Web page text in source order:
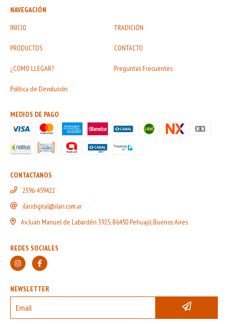
NAVEGACIÓN
INICIO
TRADICIÓN
PRODUCTOS CONTACTO
¿COMO LLEGAR? Preguntas Frecuentes
Política de Devolución
MEDIOS DE PAGO
CONTACTANOS
2396-459422
ilaridigital@ilari.com.ar
Av. Juan Manuel de Labardén 3925, B6450 Pehuajó, Buenos Aires
REDES SOCIALES
NEWSLETTER